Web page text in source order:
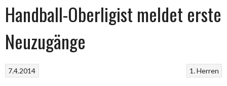
Handball-Oberligist meldet erste
Neuzugänge
1. Herren
7.4.2014